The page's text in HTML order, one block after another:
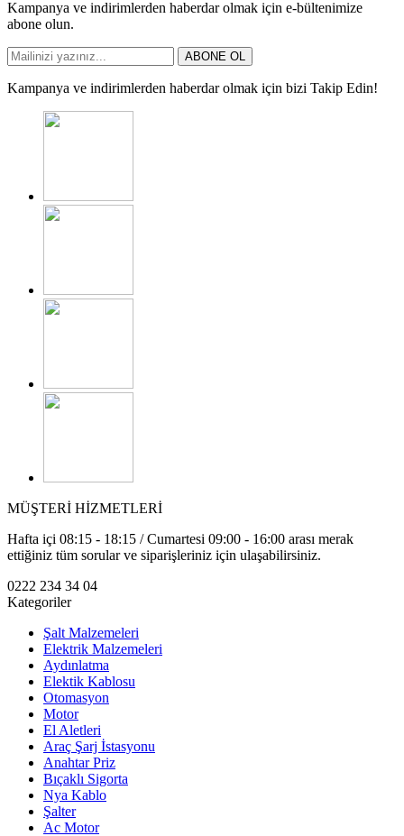
Kampanya ve indirimlerden haberdar olmak için e-bültenimize
abone olun.
ABONE OL
Kampanya ve indirimlerden haberdar olmak için bizi Takip Edin!
MÜŞTERİ HİZMETLERİ
Hafta içi 08:15 - 18:15 / Cumartesi 09:00 - 16:00 arası merak
ettiğiniz tüm sorular ve siparişleriniz için ulaşabilirsiniz.
0222 234 34 04
Kategoriler
Şalt Malzemeleri
Elektrik Malzemeleri
Aydınlatma
Elektik Kablosu
Otomasyon
Motor
El Aletleri
Araç Şarj İstasyonu
Anahtar Priz
Bıçaklı Sigorta
Nya Kablo
Şalter
Ac Motor